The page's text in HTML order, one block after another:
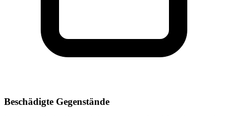
Beschädigte Gegenstände